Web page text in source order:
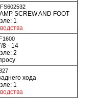
FS602532
SCREW AND FOOT
1
8 - 14
2
хода
1